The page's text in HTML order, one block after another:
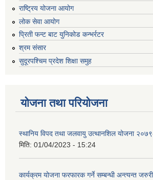
राष्ट्रिय योजना आयोग
लोक सेवा आयोग
प्रिती फन्ट बाट युनिकोड कन्भर्रटर
श्रम संसार
सुदूरपश्चिम प्रदेश शिक्षा समुह
योजना तथा परियोजना
स्थानिय विपद तथा जलवायु उत्थानशिल योजना
मिति: 01/04/2023 - 15:24
कार्यक्रम योजना फरफारक गर्ने सम्बन्धी अन्त्यन्त